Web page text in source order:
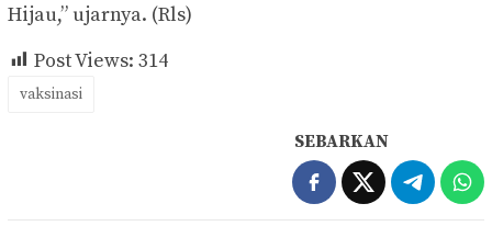
Hijau,” ujarnya. (Rls)
Post Views: 314
vaksinasi
SEBARKAN